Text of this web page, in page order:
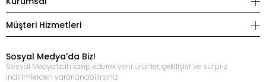
Müşteri Hizmetleri
Sosyal Medya'da Biz!
Sosyal Medya’dan takip ederek yeni ürünler, çekilişler ve sürpriz
indirimlerden yararlanabilirsiniz